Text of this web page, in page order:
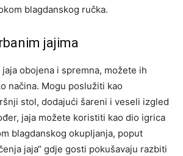
blagdanskog ručka.
jajima
obojena i spremna, možete ih
načina. Mogu poslužiti kao
stol, dodajući šareni i veseli izgled
jaja možete koristiti kao dio igrica
blagdanskog okupljanja, poput
jaja“ gdje gosti pokušavaju razbiti